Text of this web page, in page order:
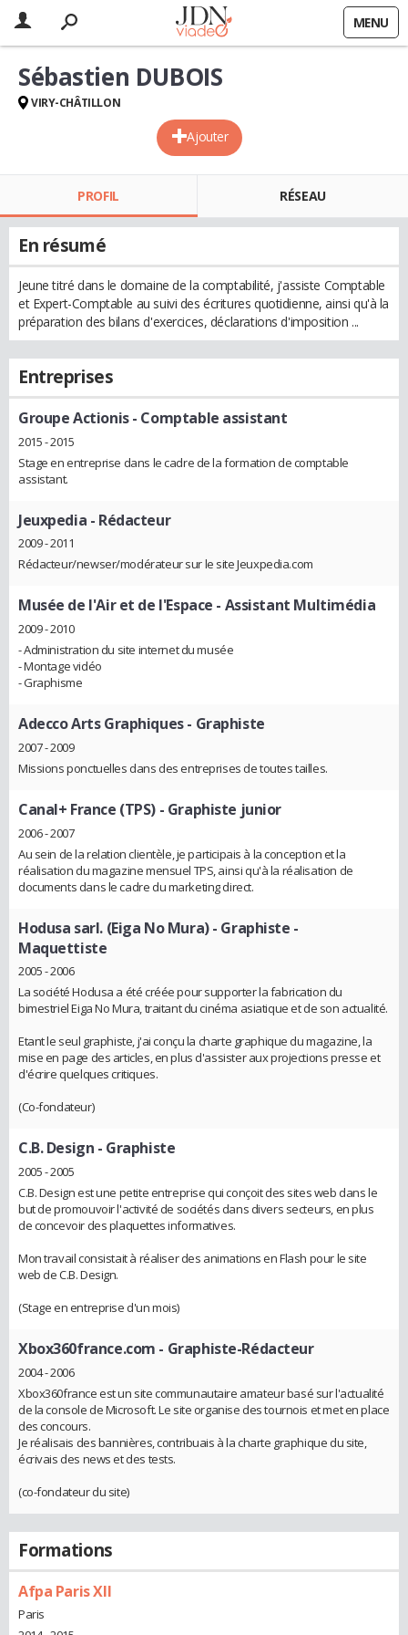
MENU
Ajouter
Sébastien DUBOIS
VIRY-CHÂTILLON
PROFIL RÉSEAU
En résumé
Jeune titré dans le domaine de la comptabilité, j'assiste Comptable
et Expert-Comptable au suivi des écritures quotidienne, ainsi qu'à la
préparation des bilans d'exercices, déclarations d'imposition ...
Entreprises
Groupe Actionis- Comptable assistant
2015 - 2015
Stage en entreprise dans le cadre de la formation de comptable
assistant.
Jeuxpedia - Rédacteur
2009 - 2011
Rédacteur/newser/modérateur sur le site Jeuxpedia.com
Musée de l'Air et de l'Espace - Assistant Multimédia
2009 - 2010
- Administration du site internet du musée
- Montage vidéo
- Graphisme
Adecco Arts Graphiques- Graphiste
2007 - 2009
Missions ponctuelles dans des entreprises de toutes tailles.
Canal+ France (TPS) - Graphiste junior
2006 - 2007
Au sein de la relation clientèle, je participais à la conception et la
réalisation du magazine mensuel TPS, ainsi qu'à la réalisation de
documents dans le cadre du marketing direct.
Hodusa sarl. (Eiga No Mura)- Graphiste -
Maquettiste
2005 - 2006
La société Hodusa a été créée pour supporter la fabrication du
bimestriel Eiga No Mura, traitant du cinéma asiatique et de son actualité.
Etant le seul graphiste, j'ai conçu la charte graphique du magazine, la
mise en page des articles, en plus d'assister aux projections presse et
d'écrire quelques critiques.
(Co-fondateur)
C.B. Design - Graphiste
2005 - 2005
C.B. Design est une petite entreprise qui conçoit des sites web dans le
but de promouvoir l'activité de sociétés dans divers secteurs, en plus
de concevoir des plaquettes informatives.
Mon travail consistait à réaliser des animations en Flash pour le site
web de C.B. Design.
(Stage en entreprise d'un mois)
Xbox360france.com - Graphiste-Rédacteur
2004 - 2006
Xbox360france est un site communautaire amateur basé sur l'actualité
de la console de Microsoft. Le site organise des tournois et met en place
des concours.
Je réalisais des bannières, contribuais à la charte graphique du site,
écrivais des news et des tests.
(co-fondateur du site)
Formations
Afpa Paris XII
Paris